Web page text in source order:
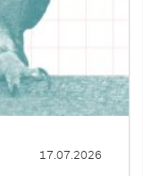
17.07.2026